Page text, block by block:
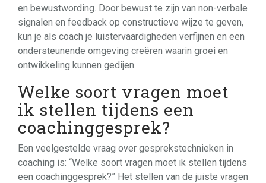
en bewustwording. Door bewust te zijn van non-verbale
signalen en feedback op constructieve wijze te geven,
kun je als coach je luistervaardigheden verfijnen en een
ondersteunende omgeving creëren waarin groei en
ontwikkeling kunnen gedijen.
Welke soort vragen moet
ik stellen tijdens een
coachinggesprek?
Een veelgestelde vraag over gesprekstechnieken in
coaching is: “Welke soort vragen moet ik stellen tijdens
een coachinggesprek?” Het stellen van de juiste vragen